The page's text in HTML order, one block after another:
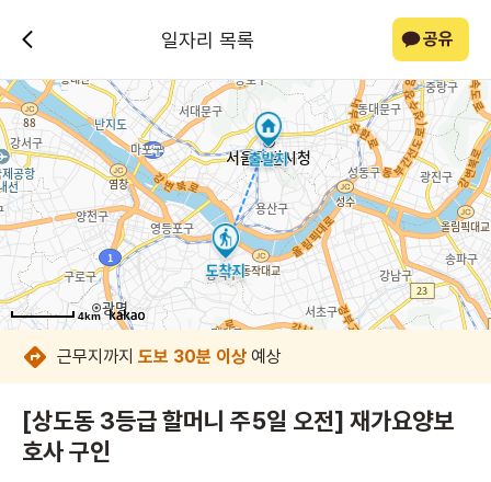
일자리 목록 공유
4km
4km
4km
4km
4km
4km
4km
4km
근무지까지 도보 30분 이상 예상
[상도동 3등급 할머니 주5일 오전] 재가요양보
호사 구인